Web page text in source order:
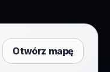
Otwórz mapę